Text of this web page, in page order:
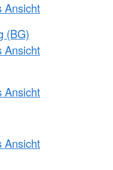
Ansicht
(BG)
Ansicht
Ansicht
Ansicht